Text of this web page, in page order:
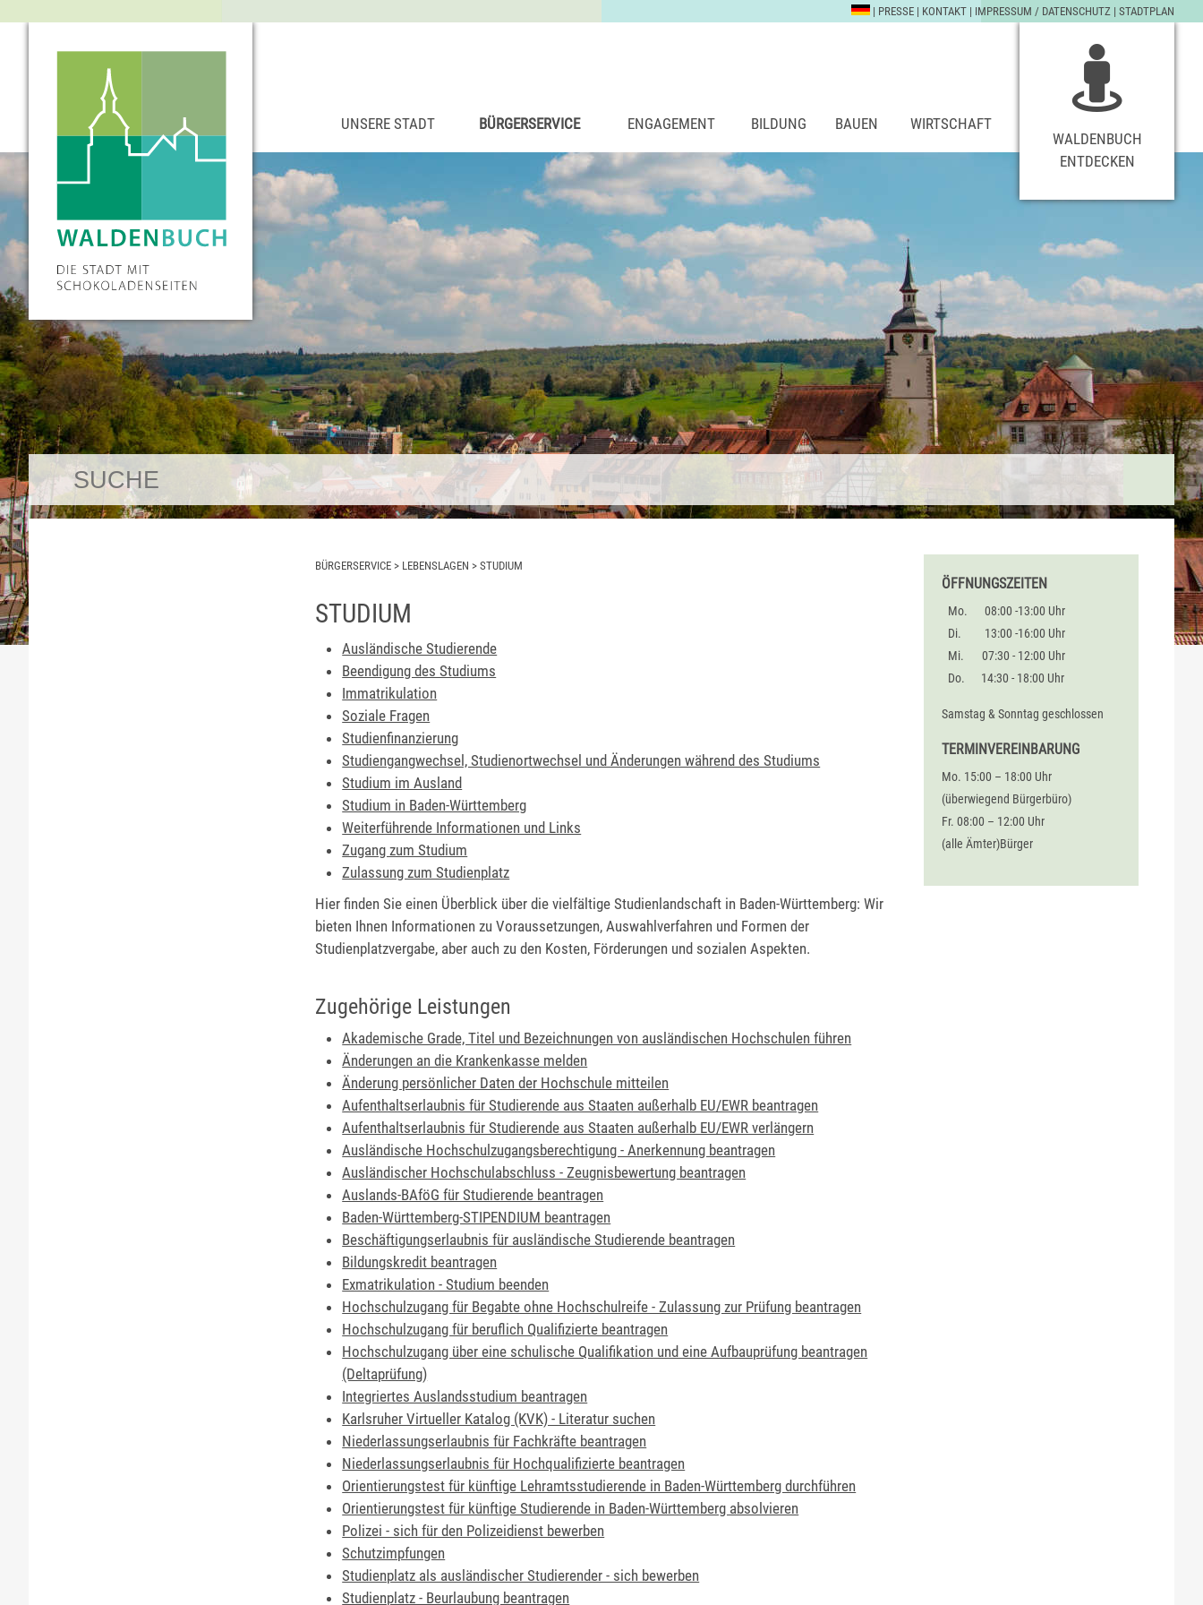
| PRESSE | KONTAKT | IMPRESSUM / DATENSCHUTZ | STADTPLAN
UNSERE STADT BÜRGERSERVICE ENGAGEMENT BILDUNG BAUEN
WIRTSCHAFT
WALDENBUCH
ENTDECKEN
BÜRGERSERVICE > LEBENSLAGEN > STUDIUM
STUDIUM
Ausländische Studierende
Beendigung des Studiums
Immatrikulation
Soziale Fragen
Studienfinanzierung
Studiengangwechsel, Studienortwechsel und Änderungen während des Studiums
Studium im Ausland
Studium in Baden-Württemberg
Weiterführende Informationen und Links
Zugang zum Studium
Zulassung zum Studienplatz
Hier finden Sie einen Überblick über die vielfältige Studienlandschaft in Baden-Württemberg: Wir
bieten Ihnen Informationen zu Voraussetzungen, Auswahlverfahren und Formen der
Studienplatzvergabe, aber auch zu den Kosten, Förderungen und sozialen Aspekten.
Zugehörige Leistungen
Akademische Grade, Titel und Bezeichnungen von ausländischen Hochschulen führen
Änderungen an die Krankenkasse melden
Änderung persönlicher Daten der Hochschule mitteilen
Aufenthaltserlaubnis für Studierende aus Staaten außerhalb EU/EWR beantragen
Aufenthaltserlaubnis für Studierende aus Staaten außerhalb EU/EWR verlängern
Ausländische Hochschulzugangsberechtigung - Anerkennung beantragen
Ausländischer Hochschulabschluss - Zeugnisbewertung beantragen
Auslands-BAföG für Studierende beantragen
Baden-Württemberg-STIPENDIUM beantragen
Beschäftigungserlaubnis für ausländische Studierende beantragen
Bildungskredit beantragen
Exmatrikulation - Studium beenden
Hochschulzugang für Begabte ohne Hochschulreife - Zulassung zur Prüfung beantragen
Hochschulzugang für beruflich Qualifizierte beantragen
Hochschulzugang über eine schulische Qualifikation und eine Aufbauprüfung beantragen
(Deltaprüfung)
Integriertes Auslandsstudium beantragen
Karlsruher Virtueller Katalog (KVK) - Literatur suchen
Niederlassungserlaubnis für Fachkräfte beantragen
Niederlassungserlaubnis für Hochqualifizierte beantragen
Orientierungstest für künftige Lehramtsstudierende in Baden-Württemberg durchführen
Orientierungstest für künftige Studierende in Baden-Württemberg absolvieren
Polizei - sich für den Polizeidienst bewerben
Schutzimpfungen
Studienplatz als ausländischer Studierender - sich bewerben
Studienplatz - Beurlaubung beantragen
ÖFFNUNGSZEITEN
Mo.
08:00 -13:00 Uhr
Di.
13:00 -16:00 Uhr
Mi.
07:30 - 12:00 Uhr
Do.
14:30 - 18:00 Uhr
Samstag & Sonntag geschlossen
TERMINVEREINBARUNG
Mo. 15:00 – 18:00 Uhr
(überwiegend Bürgerbüro)
Fr. 08:00 – 12:00 Uhr
(alle Ämter)Bürger